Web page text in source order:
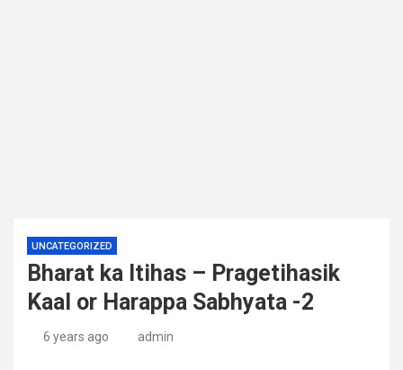
UNCATEGORIZED
Bharat ka Itihas – Pragetihasik
Kaal or Harappa Sabhyata -2
6 years ago admin